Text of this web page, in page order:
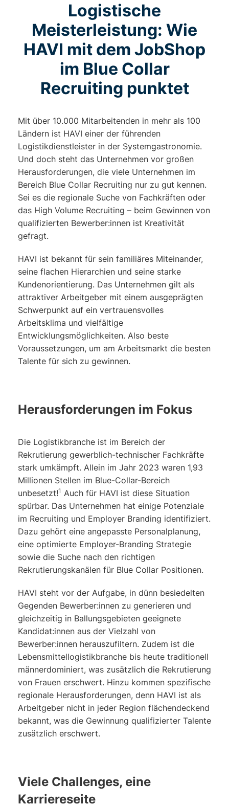
Logistische
Meisterleistung: Wie
HAVI mit dem JobShop
im Blue Collar
Recruiting punktet
Mit über 10.000 Mitarbeitenden in mehr als 100
Ländern ist HAVI einer der führenden
Logistikdienstleister in der Systemgastronomie.
Und doch steht das Unternehmen vor großen
Herausforderungen, die viele Unternehmen im
Bereich Blue Collar Recruiting nur zu gut kennen.
Sei es die regionale Suche von Fachkräften oder
das High Volume Recruiting – beim Gewinnen von
qualifizierten Bewerber:innen ist Kreativität
gefragt.
HAVI ist bekannt für sein familiäres Miteinander,
seine flachen Hierarchien und seine starke
Kundenorientierung. Das Unternehmen gilt als
attraktiver Arbeitgeber mit einem ausgeprägten
Schwerpunkt auf ein vertrauensvolles
Arbeitsklima und vielfältige
Entwicklungsmöglichkeiten. Also beste
Voraussetzungen, um am Arbeitsmarkt die besten
Talente für sich zu gewinnen.
Herausforderungen im Fokus
Die Logistikbranche ist im Bereich der
Rekrutierung gewerblich-technischer Fachkräfte
stark umkämpft. Allein im Jahr 2023 waren 1,93
Millionen Stellen im Blue-Collar-Bereich
unbesetzt!1 Auch für HAVI ist diese Situation
spürbar. Das Unternehmen hat einige Potenziale
im Recruiting und Employer Branding identifiziert.
Dazu gehört eine angepasste Personalplanung,
eine optimierte Employer-Branding Strategie
sowie die Suche nach den richtigen
Rekrutierungskanälen für Blue Collar Positionen.
HAVI steht vor der Aufgabe, in dünn besiedelten
Gegenden Bewerber:innen zu generieren und
gleichzeitig in Ballungsgebieten geeignete
Kandidat:innen aus der Vielzahl von
Bewerber:innen herauszufiltern. Zudem ist die
Lebensmittellogistikbranche bis heute traditionell
männerdominiert, was zusätzlich die Rekrutierung
von Frauen erschwert. Hinzu kommen spezifische
regionale Herausforderungen, denn HAVI ist als
Arbeitgeber nicht in jeder Region flächendeckend
bekannt, was die Gewinnung qualifizierter Talente
zusätzlich erschwert.
Viele Challenges, eine
Karriereseite